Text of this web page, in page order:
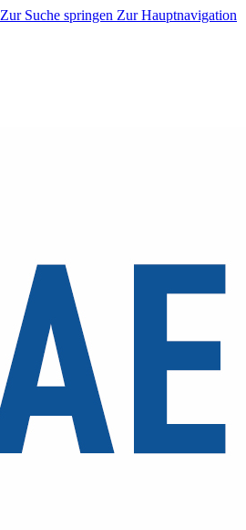
Zur Suche springen Zur Hauptnavigation